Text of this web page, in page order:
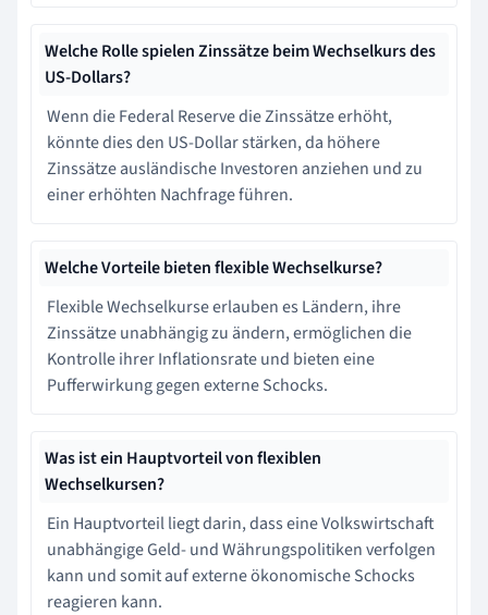
Welche Rolle spielen Zinssätze beim Wechselkurs des
US-Dollars?
Wenn die Federal Reserve die Zinssätze erhöht,
könnte dies den US-Dollar stärken, da höhere
Zinssätze ausländische Investoren anziehen und zu
einer erhöhten Nachfrage führen.
Welche Vorteile bieten flexible Wechselkurse?
Flexible Wechselkurse erlauben es Ländern, ihre
Zinssätze unabhängig zu ändern, ermöglichen die
Kontrolle ihrer Inflationsrate und bieten eine
Pufferwirkung gegen externe Schocks.
Was ist ein Hauptvorteil von flexiblen
Wechselkursen?
Ein Hauptvorteil liegt darin, dass eine Volkswirtschaft
unabhängige Geld- und Währungspolitiken verfolgen
kann und somit auf externe ökonomische Schocks
reagieren kann.